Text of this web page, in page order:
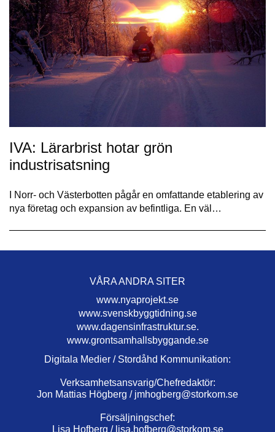
IVA: Lärarbrist hotar grön
industrisatsning
I Norr- och Västerbotten pågår en omfattande etablering av
nya företag och expansion av befintliga. En väl…
VÅRA ANDRA SITER
www.nyaprojekt.se
www.svenskbyggtidning.se
www.dagensinfrastruktur.se.
www.grontsamhallsbyggande.se
Digitala Medier / Stordåhd Kommunikation:
Verksamhetsansvarig/Chefredaktör:
Jon Mattias Högberg / jmhogberg@storkom.se
Försäljningschef:
Lisa Hofberg / lisa.hofberg@storkom.se